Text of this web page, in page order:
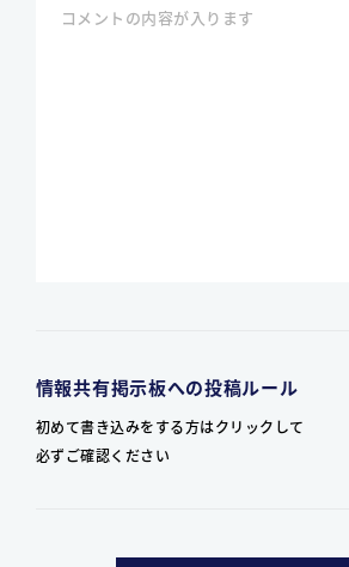
情報共有掲示板への投稿ルール
初めて書き込みをする方はクリックして
必ずご確認ください